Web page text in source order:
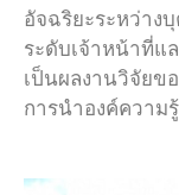
อัจฉริยะระหว่าง
ระดับเจ้าหน้าที่แ
เป็นผลงานวิจัยข
การนำองค์ความ